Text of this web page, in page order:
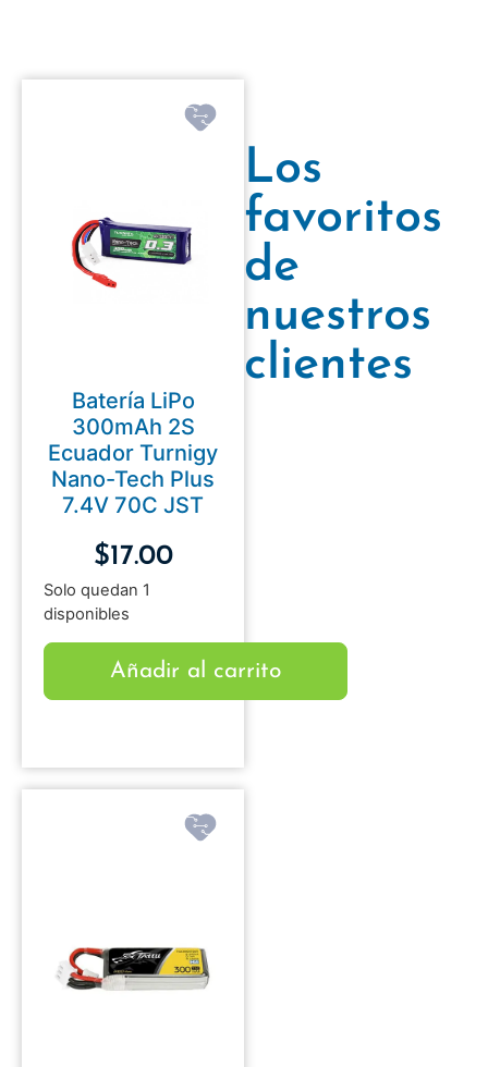
Batería LiPo
300mAh 2S
Ecuador Turnigy
Nano-Tech Plus
7.4V 70C JST
$17.00
Solo quedan 1
disponibles
Añadir al carrito
Los
favoritos
de
nuestros
clientes